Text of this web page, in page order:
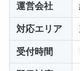
運営会社
対応エリア
受付時間